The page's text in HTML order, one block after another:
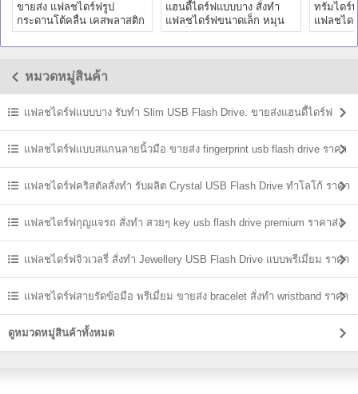
ขายส่ง แฟลชไดร์ฟรูป
กระดานโต้คลื่น เคสพลาสติก
แบบบาง ดีไซน์แปลกใหม่
แฮนดี้ไดร์ฟแบบบาง สั่งทำ
แฟลชไดร์ฟขนาดเล็ก หมุน
พับเก็บได้ พร้อมสกรีน
ทรัมไดร์
แฟลชได
ได้ พร้อม
หมวดหมู่สินค้า
แฟลชไดร์ฟแบบบาง รับทำ Slim USB Flash Drive. ขายส่งแฮนดี้ไดร์ฟ
ราคาถูกแฟลชไดร์ฟแบบสแกนลายนิ้วมือ ขายส่ง fingerprint usb flash drive ราคา
ถูก แฟลชไดร์ฟคริสตัลสั่งทำ รับผลิต Crystal USB Flash Drive ทำโลโก้ ราคา
ส่ง แฟลชไดร์ฟกุญแจรถ สั่งทำ สวยๆ key usb flash drive premium ราคาส่ง
แฟลชไดร์ฟจิวเวลรี่ สั่งทำ Jewellery USB Flash Drive แบบพรีเมี่ยม ราคา
ส่ง แฟลชไดร์ฟสายรัดข้อมือ พรีเมี่ยม ขายส่ง bracelet สั่งทำ wristband ราคา
ถูก
ดูหมวดหมู่สินค้าทั้งหมด